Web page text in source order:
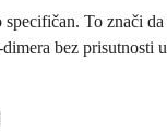
To znači
bez